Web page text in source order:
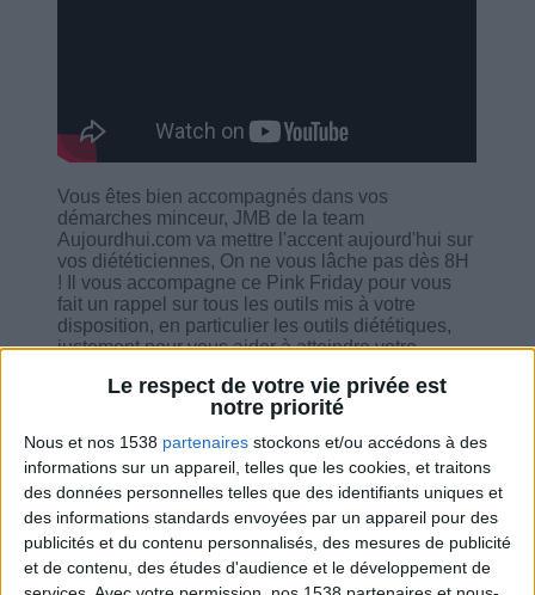
Le respect de votre vie privée est
notre priorité
Nous et nos 1538 partenaires stockons et/ou accédons à des
informations sur un appareil, telles que les cookies, et traitons
des données personnelles telles que des identifiants uniques et
des informations standards envoyées par un appareil pour des
publicités et du contenu personnalisés, des mesures de publicité
et de contenu, des études d'audience et le développement de
Vous êtes bien accompagnés dans vos
démarches minceur, JMB de la team
Aujourdhui.com va mettre l'accent aujourd'hui sur
vos diététiciennes, On ne vous lâche pas dès 8H
! Il vous accompagne ce Pink Friday pour vous
fait un rappel sur tous les outils mis à votre
disposition, en particulier les outils diététiques,
justement pour vous aider à atteindre votre
aider à mettre en place une routine de réussite,
pour vous tenir au courant sur des nouveautés et
pour répondre à toutes vos questions.
Combien de kilos souhaitez-vous perdre ?